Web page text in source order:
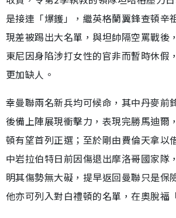
是接連「爆鑊」，繼英格蘭翼鋒查頓辛
現差被踢出大名單，與坦帥隔空罵戰後
東尼因身陷涉打女性的官非而暫時休假
更加缺人。
幸曼聯兩名新兵均可候命，其中丹麥前
後備上陣展現衝擊力，表現完勝馬迪爾
頓有望首列正選；至於剛由費倫天拿以
中岩拉伯特日前因傷退出摩洛哥國家隊
明其傷勢無大礙，提早返回曼聯只是保
他亦可列入對白禮頓的名單，在奧脫福